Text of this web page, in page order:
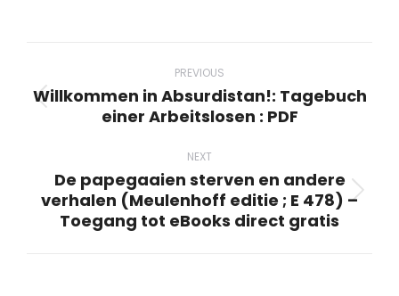
navigation
PREVIOUS
Previous
Willkommen in Absurdistan!: Tagebuch
einer Arbeitslosen : PDF
NEXT
Next
post:
De papegaaien sterven en andere
verhalen (Meulenhoff editie ; E 478) –
Toegang tot eBooks direct gratis